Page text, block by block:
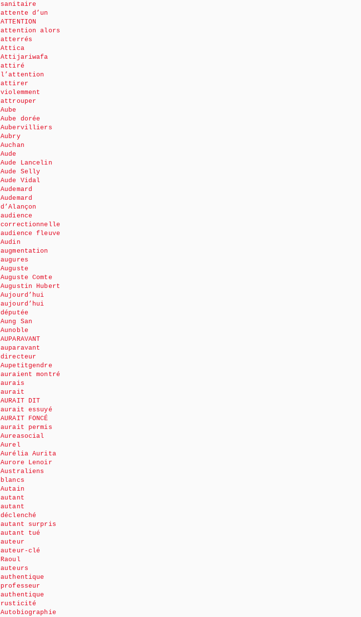
sanitaire
attente d’un
ATTENTION
attention alors
atterrés
Attica
Attijariwafa
attiré
l’attention
attirer
violemment
attrouper
Aube
Aube dorée
Aubervilliers
Aubry
Auchan
Aude
Aude Lancelin
Aude Selly
Aude Vidal
Audemard
Audemard
d’Alançon
audience
correctionnelle
audience fleuve
Audin
augmentation
augures
Auguste
Auguste Comte
Augustin Hubert
Aujourd’hui
aujourd’hui
députée
Aung San
Aunoble
AUPARAVANT
auparavant
directeur
Aupetitgendre
auraient montré
aurais
aurait
AURAIT DIT
aurait essuyé
AURAIT FONCÉ
aurait permis
Aureasocial
Aurel
Aurélia Aurita
Aurore Lenoir
Australiens
blancs
Autain
autant
autant
déclenché
autant surpris
autant tué
auteur
auteur-clé
Raoul
auteurs
authentique
professeur
authentique
rusticité
Autobiographie